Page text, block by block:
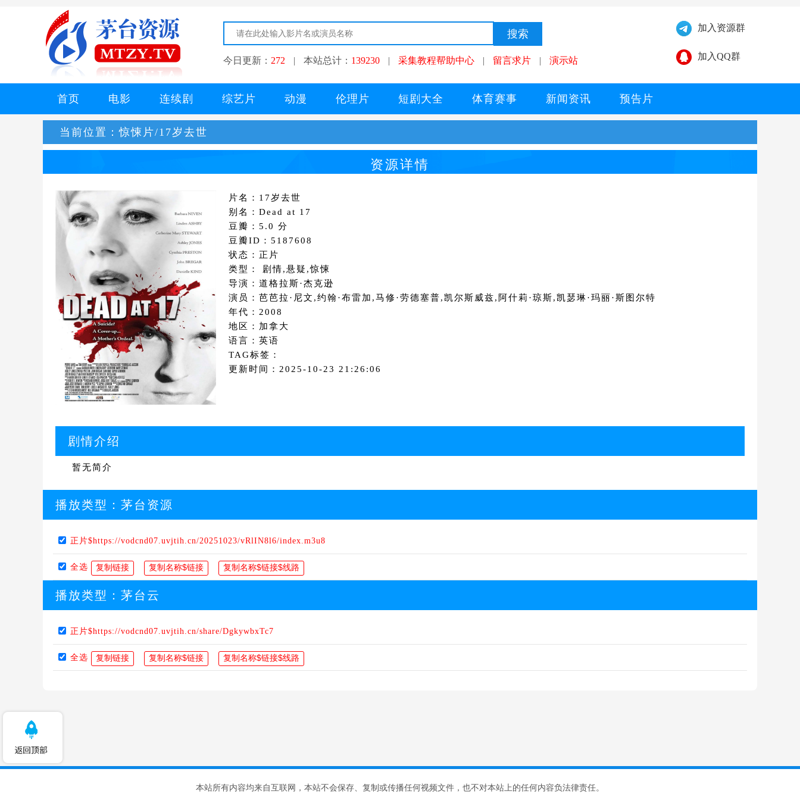
今日更新： 272 | 本站总计： 139230 | 采集教程帮助中心 | 留言求片 | 演示站
加入资源群
加入QQ群
首页 电影 连续剧 综艺片 动漫 伦理片 短剧大全 体育赛事 新闻资讯 预告片
当前位置：惊悚片/17岁去世
资源详情
片名：17岁去世
别名：Dead at 17
豆瓣：5.0 分
豆瓣ID：5187608
状态：正片
类型： 剧情,悬疑,惊悚
导演：道格拉斯·杰克逊
演员：芭芭拉·尼文,约翰·布雷加,马修·劳德塞普,凯尔斯威兹,阿什莉·琼斯,凯瑟琳·玛丽·斯图尔特
年代：2008
地区：加拿大
语言：英语
TAG标签：
更新时间：2025-10-23 21:26:06
剧情介绍
暂无简介
播放类型： 茅台资源
正片$https://vodcnd07.uvjtih.cn/20251023/vRlIN8l6/index.m3u8
全选
播放类型： 茅台云
正片$https://vodcnd07.uvjtih.cn/share/DgkywbxTc7
全选
本站所有内容均来自互联网，本站不会保存、复制或传播任何视频文件，也不对本站上的任何内容负法律责任。